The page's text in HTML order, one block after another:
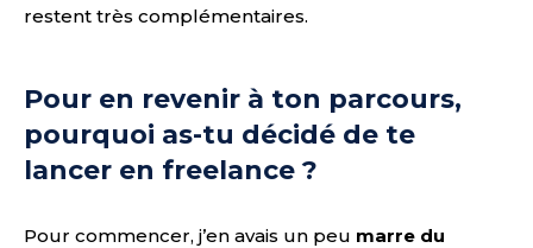
restent très complémentaires.
Pour en revenir à ton parcours,
pourquoi as-tu décidé de te
lancer en freelance ?
Pour commencer, j’en avais un peu marre du